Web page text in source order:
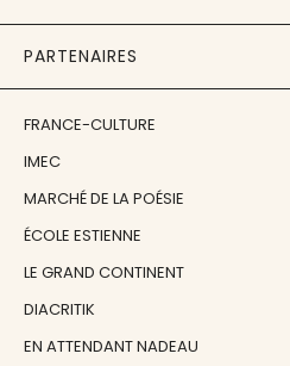
PARTENAIRES
FRANCE-CULTURE
IMEC
MARCHÉ DE LA POÉSIE
ÉCOLE ESTIENNE
LE GRAND CONTINENT
DIACRITIK
EN ATTENDANT NADEAU